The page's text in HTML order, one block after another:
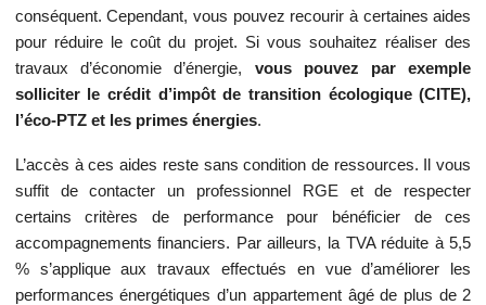
conséquent. Cependant, vous pouvez recourir à certaines aides
pour réduire le coût du projet. Si vous souhaitez réaliser des
travaux d’économie d’énergie, vous pouvez par exemple
solliciter le crédit d’impôt de transition écologique (CITE),
l’éco-PTZ et les primes énergies.
L’accès à ces aides reste sans condition de ressources. Il vous
suffit de contacter un professionnel RGE et de respecter
certains critères de performance pour bénéficier de ces
accompagnements financiers. Par ailleurs, la TVA réduite à 5,5
% s’applique aux travaux effectués en vue d’améliorer les
performances énergétiques d’un appartement âgé de plus de 2